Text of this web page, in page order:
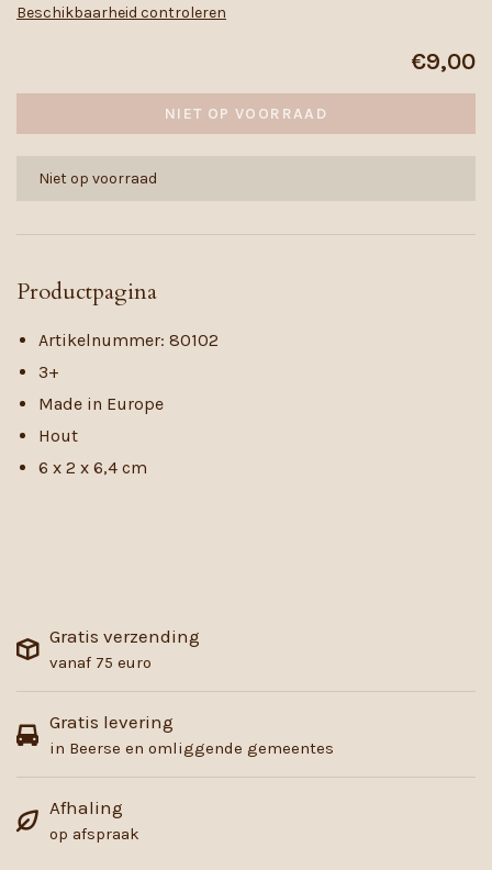
Beschikbaarheid controleren
€9,00
NIET OP VOORRAAD
Niet op voorraad
Productpagina
Artikelnummer: 80102
3+
Made in Europe
Hout
6 x 2 x 6,4 cm
Gratis verzending
vanaf 75 euro
Gratis levering
in Beerse en omliggende gemeentes
Afhaling
op afspraak